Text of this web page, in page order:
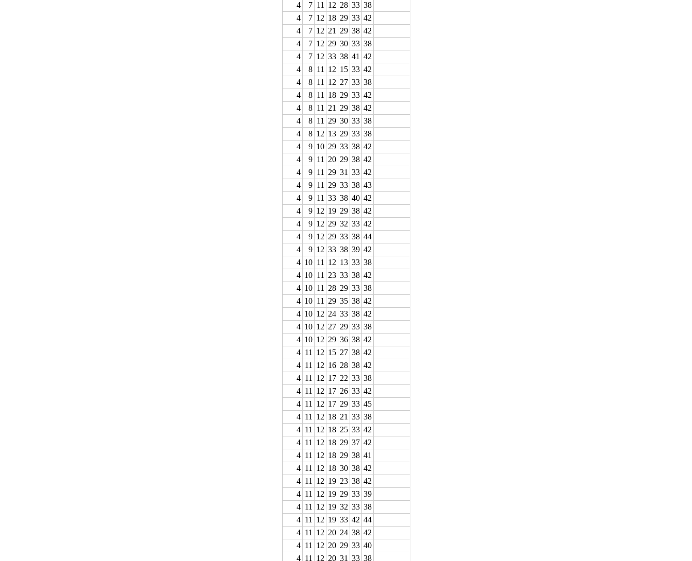
4
7 11 12 28 33 38
4
7 12 18 29 33 42
4
7 12 21 29 38 42
4
7 12 29 30 33 38
4
7 12 33 38 41 42
4
8 11 12 15 33 42
4
8 11 12 27 33 38
4
8 11 18 29 33 42
4
8 11 21 29 38 42
4
8 11 29 30 33 38
4
8 12 13 29 33 38
4
9 10 29 33 38 42
4
9 11 20 29 38 42
4
9 11 29 31 33 42
4
9 11 29 33 38 43
4
9 11 33 38 40 42
4
9 12 19 29 38 42
4
9 12 29 32 33 42
4
9 12 29 33 38 44
4
9 12 33 38 39 42
4 10 11 12 13 33 38
4 10 11 23 33 38 42
4 10 11 28 29 33 38
4 10 11 29 35 38 42
4 10 12 24 33 38 42
4 10 12 27 29 33 38
4 10 12 29 36 38 42
4 11 12 15 27 38 42
4 11 12 16 28 38 42
4 11 12 17 22 33 38
4 11 12 17 26 33 42
4 11 12 17 29 33 45
4 11 12 18 21 33 38
4 11 12 18 25 33 42
4 11 12 18 29 37 42
4 11 12 18 29 38 41
4 11 12 18 30 38 42
4 11 12 19 23 38 42
4 11 12 19 29 33 39
4 11 12 19 32 33 38
4 11 12 19 33 42 44
4 11 12 20 24 38 42
4 11 12 20 29 33 40
4 11 12 20 31 33 38